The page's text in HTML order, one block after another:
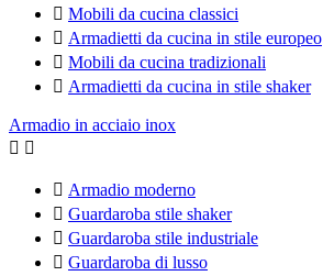
 Mobili da cucina classici
 Armadietti da cucina in stile europeo
 Mobili da cucina tradizionali
 Armadietti da cucina in stile shaker
Armadio in acciaio inox
 
 Armadio moderno
 Guardaroba stile shaker
 Guardaroba stile industriale
 Guardaroba di lusso